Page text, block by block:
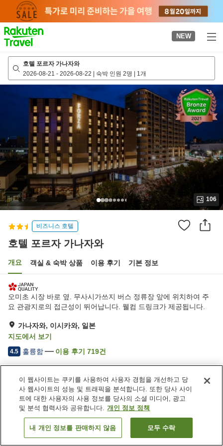
page
NEW
호텔 포르자 가나자와
2026-08-21 - 2026-08-22 | 숙박 인원 2명 | 1개
106
비즈니스 호텔
호텔 포르자 가나자와
개요 객실 & 숙박 상품 이용 후기 기본 정보
오미초 시장 바로 옆. 무사시가쓰지 버스 정류장 앞에 위치하여 주
요 관광지로의 접근성이 뛰어납니다. 웰컴 드링크가 제공됩니다.
가나자와, 이시카와, 일본
지도에서 보기
4.5 훌륭함 이용 후기 719건
숙소 편의 시설/서비스
택배
완전 금연
자동판매기
공용 전자레인지
일본 이시카와 가나자와 호텔 포르자 가나자와
객실 보기
이 웹사이트는 쿠키를 사용하여 사용자 경험을 개선하고 당
사 웹사이트의 성능 및 트래픽을 분석합니다. 또한 당사 사이
트에 대한 사용자의 사용 정보를 당사의 소셜 미디어, 광고
및 분석 협력사와 공유합니다. 개인 정보 정책
내 개인 정보를 판매하지 않음 모두 수락